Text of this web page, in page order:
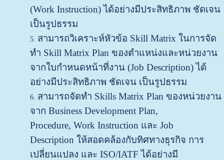
(Work Instruction) ได้อย่างมีประสิทธิภาพ ชัดเจน
เป็นรูปธรรม
สามารถวิเคราะห์หัวข้อ Skill Matrix ในการจัด
ทำ Skill Matrix Plan ของตำแหน่งและหน่วยงาน
จากใบกำหนดหน้าที่งาน (Job Description) ได้
อย่างมีประสิทธิภาพ ชัดเจน เป็นรูปธรรม
สามารถจัดทำ Skills Matrix Plan ของหน่วยงาน
จาก Business Development Plan,
Procedure, Work Instruction และ Job
Description ให้สอดคล้องกับทิศทางธุรกิจ การ
เปลี่ยนแปลง และ ISO/IATF ได้อย่างมี